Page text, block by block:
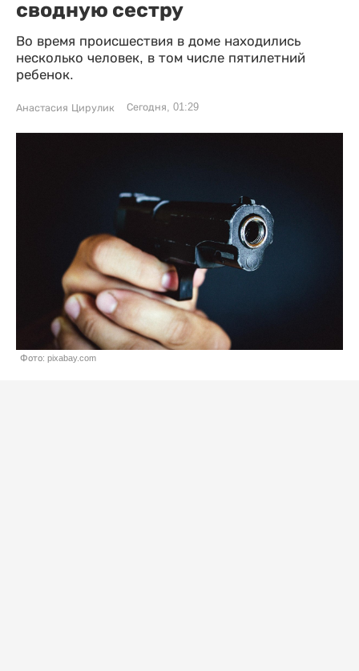
сводную сестру
Во время происшествия в доме находились
несколько человек, в том числе пятилетний
ребенок.
Анастасия Цирулик Сегодня, 01:29
Фото: pixabay.com